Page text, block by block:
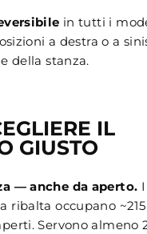
in tutti i
a destra o a
della stanza.
IL
GIUSTO
— anche da aperto.
ribalta occupano
Servono almeno